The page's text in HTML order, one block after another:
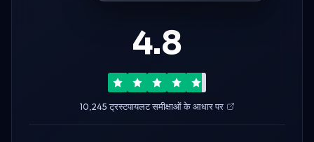
4.8
10,245 ट्रस्टपायलट समीक्षाओं के आधार पर